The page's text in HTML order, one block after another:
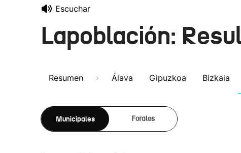
Escuchar
Lapoblación:
Resumen Álava Gipuzkoa Bizkaia
Municipales Forales